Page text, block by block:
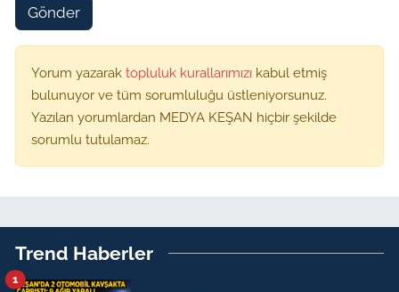
Gönder
Yorum yazarak topluluk kurallarımızı kabul etmiş
bulunuyor ve tüm sorumluluğu üstleniyorsunuz.
Yazılan yorumlardan MEDYA KEŞAN hiçbir şekilde
sorumlu tutulamaz.
Trend Haberler
1